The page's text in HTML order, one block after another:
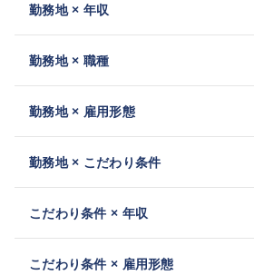
勤務地 × 年収
勤務地 × 職種
勤務地 × 雇用形態
勤務地 × こだわり条件
こだわり条件 × 年収
こだわり条件 × 雇用形態